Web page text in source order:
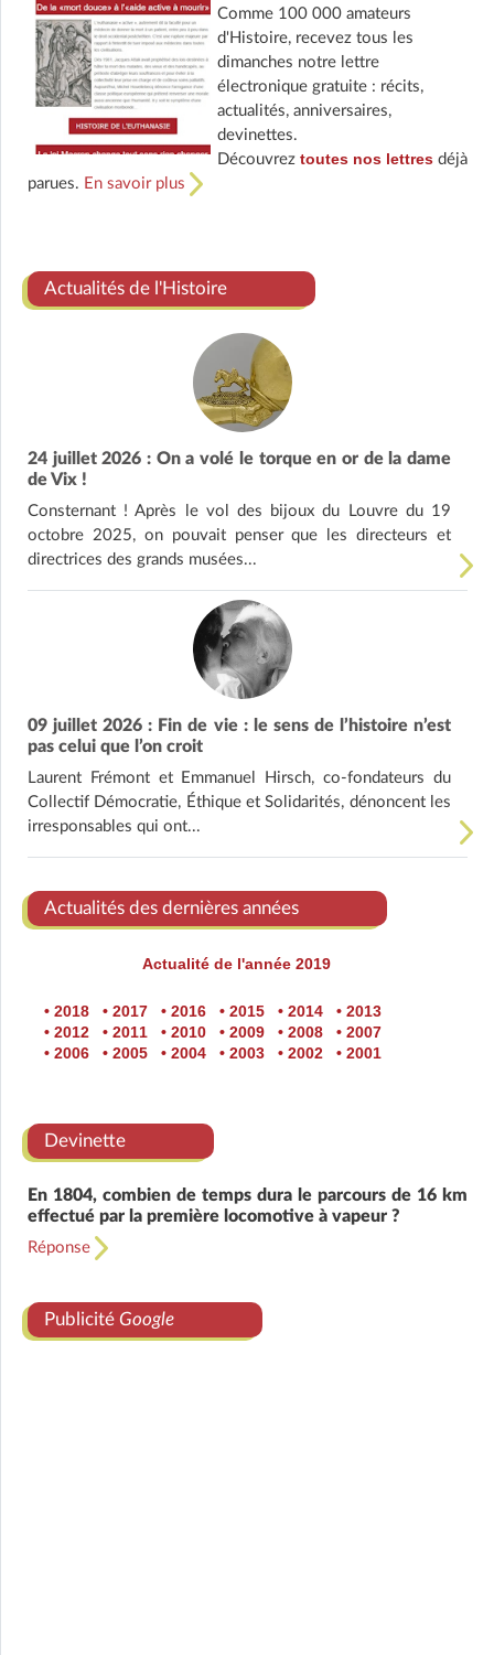
Comme 100 000 amateurs
d'Histoire, recevez tous les
dimanches notre lettre
électronique gratuite : récits,
actualités, anniversaires,
devinettes.
Découvrez toutes nos lettresdéjà
parues. En savoir plus
Actualités de l'Histoire
24 juillet 2026 : On a volé le torque en or de la dame
de Vix !
Consternant ! Après le vol des bijoux du Louvre du 19
octobre 2025, on pouvait penser que les directeurs et
directrices des grands musées...
09 juillet 2026 : Fin de vie : le sens de l’histoire n’est
pas celui que l’on croit
Laurent Frémont et Emmanuel Hirsch, co-fondateurs du
Collectif Démocratie, Éthique et Solidarités, dénoncent les
irresponsables qui ont...
Actualités des dernières années
Actualité de l'année 2019
• 2018 • 2017 • 2016 • 2015 • 2014
• 2013
• 2012
• 2011 • 2010 • 2009 • 2008
• 2007
• 2006
• 2005 • 2004 • 2003 • 2002 • 2001
Devinette
En 1804, combien de temps dura le parcours de 16 km
effectué par la première locomotive à vapeur ?
Réponse
Publicité Google